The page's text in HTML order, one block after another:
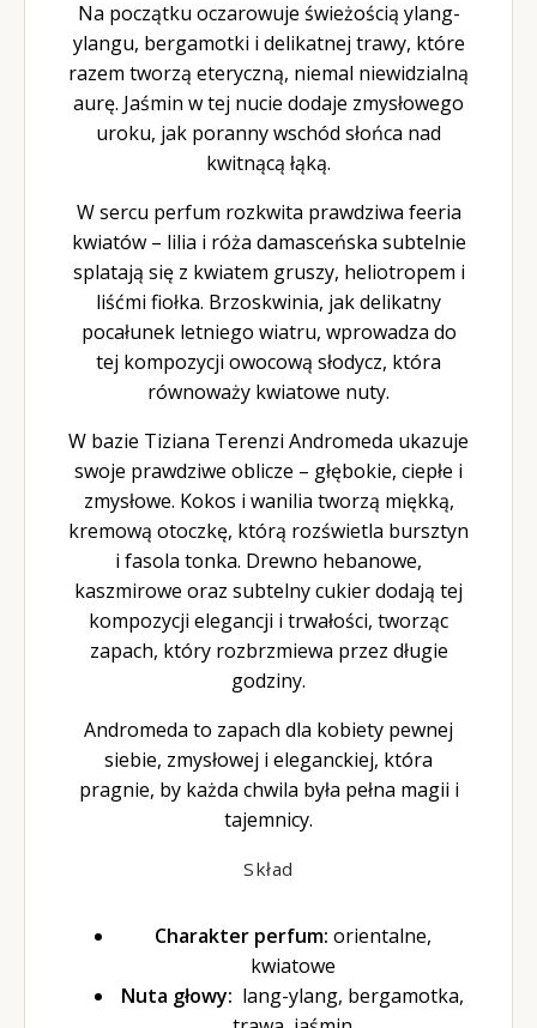
Na początku oczarowuje świeżością ylang-
ylangu, bergamotki i delikatnej trawy, które
razem tworzą eteryczną, niemal niewidzialną
aurę. Jaśmin w tej nucie dodaje zmysłowego
uroku, jak poranny wschód słońca nad
kwitnącą łąką.
W sercu perfum rozkwita prawdziwa feeria
kwiatów – lilia i róża damasceńska subtelnie
splatają się z kwiatem gruszy, heliotropem i
liśćmi fiołka. Brzoskwinia, jak delikatny
pocałunek letniego wiatru, wprowadza do
tej kompozycji owocową słodycz, która
równoważy kwiatowe nuty.
W bazie Tiziana Terenzi Andromeda ukazuje
swoje prawdziwe oblicze – głębokie, ciepłe i
zmysłowe. Kokos i wanilia tworzą miękką,
kremową otoczkę, którą rozświetla bursztyn
i fasola tonka. Drewno hebanowe,
kaszmirowe oraz subtelny cukier dodają tej
kompozycji elegancji i trwałości, tworząc
zapach, który rozbrzmiewa przez długie
godziny.
Andromeda to zapach dla kobiety pewnej
siebie, zmysłowej i eleganckiej, która
pragnie, by każda chwila była pełna magii i
tajemnicy.
Skład
Charakter perfum: orientalne,
kwiatowe
Nuta głowy: lang-ylang, bergamotka,